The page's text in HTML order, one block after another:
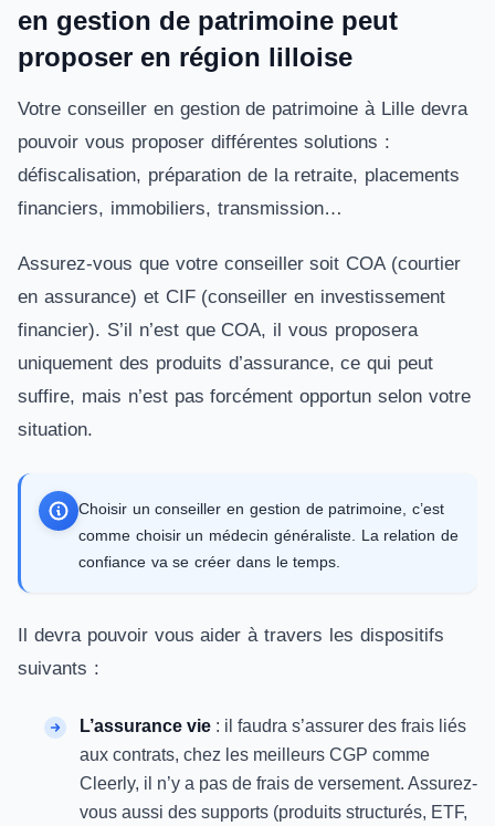
en gestion de patrimoine peut
proposer en région lilloise
Votre conseiller en gestion de patrimoine à Lille devra
pouvoir vous proposer différentes solutions :
défiscalisation, préparation de la retraite, placements
financiers, immobiliers, transmission…
Assurez-vous que votre conseiller soit COA (courtier
en assurance) et CIF (conseiller en investissement
financier). S’il n’est que COA, il vous proposera
uniquement des produits d’assurance, ce qui peut
suffire, mais n’est pas forcément opportun selon votre
situation.
Choisir un conseiller en gestion de patrimoine, c’est
comme choisir un médecin généraliste. La relation de
confiance va se créer dans le temps.
Il devra pouvoir vous aider à travers les dispositifs
suivants :
L’assurance vie : il faudra s’assurer des frais liés
aux contrats, chez les meilleurs CGP comme
Cleerly, il n’y a pas de frais de versement. Assurez-
vous aussi des supports (produits structurés, ETF,